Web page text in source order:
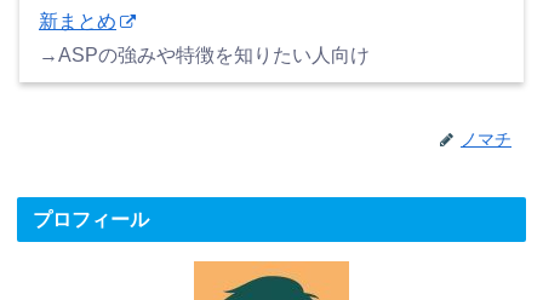
新まとめ
→ASPの強みや特徴を知りたい人向け
ノマチ
プロフィール